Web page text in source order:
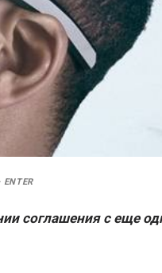
ENTER
соглашения с еще